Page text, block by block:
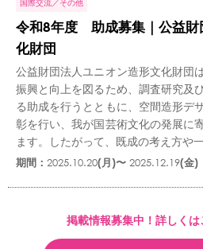
国際交流 その他
令和8年度 助成募集｜公益財
化財団
公益財団法人ユニオン造形文化財団
振興と向上を図るため、調査研究及
る助成を行うとともに、空間造形デ
彰を行い、我が国芸術文化の発展に
ます。したがって、既成の考え方や
期間： 2025.10.20(月)〜 2025.12.19(金)
掲載情報募集中！詳しくは